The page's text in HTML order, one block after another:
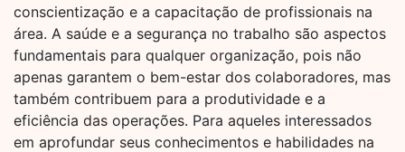
conscientização e a capacitação de profissionais na
área. A saúde e a segurança no trabalho são aspectos
fundamentais para qualquer organização, pois não
apenas garantem o bem-estar dos colaboradores, mas
também contribuem para a produtividade e a
eficiência das operações. Para aqueles interessados
em aprofundar seus conhecimentos e habilidades na